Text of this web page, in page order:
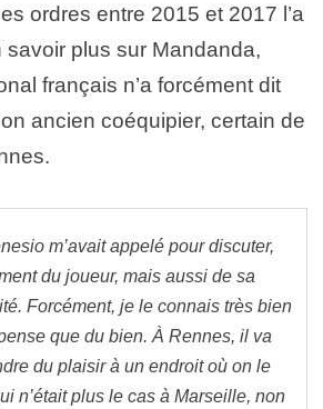
ordres entre 2015 et 2017 l’a
plus sur Mandanda,
français n’a forcément dit
ancien coéquipier, certain de
m’avait appelé pour discuter,
du joueur, mais aussi de sa
Forcément, je le connais très bien
que du bien. À Rennes, il va
du plaisir à un endroit où on le
n’était plus le cas à Marseille, non